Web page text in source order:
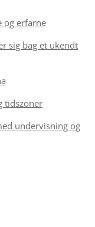
og erfarne
sig bag et ukendt
tidszoner
undervisning og